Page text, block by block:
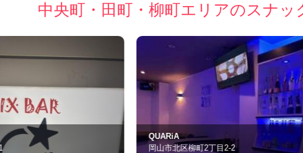
中央町・田町・柳町エリアのスナッ
岡山市北区柳町2丁目2-2